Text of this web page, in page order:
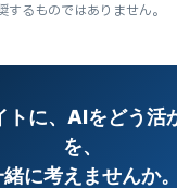
るものではありません。
トに、AIをどう活
を、
に考えませんか。